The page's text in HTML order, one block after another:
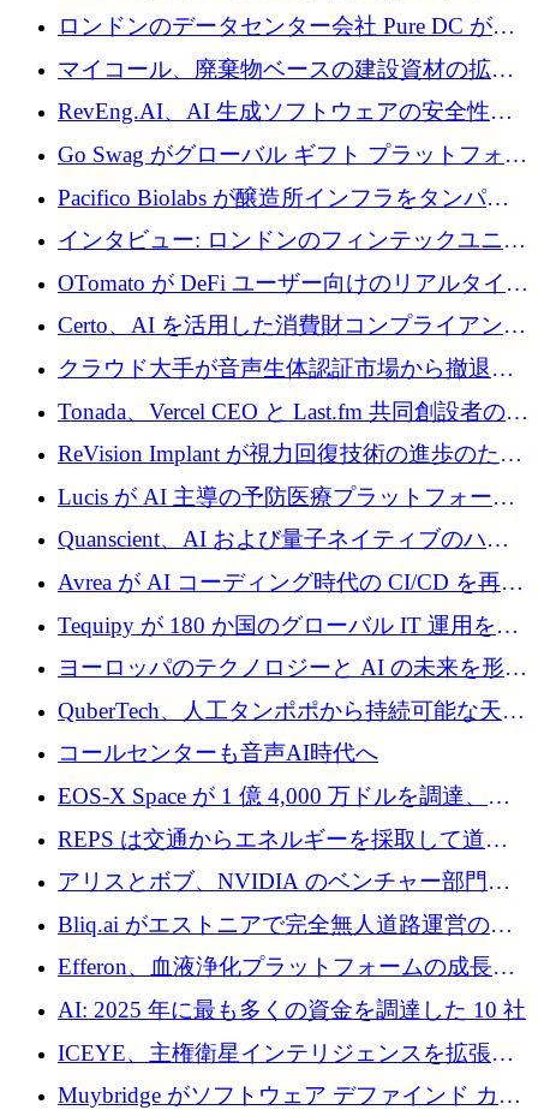
めに 5,800 万ドルを獲得
ロンドンのデータセンター会社 Pure DC が欧
州と中東の拡張に 27 億ドルを確保
マイコール、廃棄物ベースの建設資材の拡大
に400万ポンドを投資
RevEng.AI、AI 生成ソフトウェアの安全性を
確保するために 1,500 万ドルを調達
Go Swag がグローバル ギフト プラットフォー
ムを拡大するために 500 万ドルを調達
Pacifico Biolabs が醸造所インフラをタンパク
質生産に転換するために 700 万ユーロを調達
インタビュー: ロンドンのフィンテックユニコ
ーン Tide の CEO、オリバー・プリル氏
OTomato が DeFi ユーザー向けのリアルタイム
インテリジェンス レイヤーを構築するために
Improbable から 200 万ドルを調達
Certo、AI を活用した消費財コンプライアンス
プラットフォームのために 400 万ドルを調達
クラウド大手が音声生体認証市場から撤退す
るなか、Voxmindが54万6,000ポンドのプレシ
ード資金を調達
Tonada、Vercel CEO と Last.fm 共同創設者の支
援を受けてステルス撤退
ReVision Implant が視力回復技術の進歩のため
に 400 万ユーロを確保
Lucis が AI 主導の予防医療プラットフォーム
を拡大するためにシリーズ A で 2,000 万ドル
を調達
Quanscient、AI および量子ネイティブのハー
ドウェア エンジニアリングを推進するために
1,000 万ユーロを調達
Avrea が AI コーディング時代の CI/CD を再発
明するために 470 万ドルをかけてステルスか
ら浮上
Tequipy が 180 か国のグローバル IT 運用を自
動化するために 300 万ユーロ以上を調達
ヨーロッパのテクノロジーと AI の未来を形作
る: イノベーション リーダーが Nexus
Luxembourg 2026 に集まる理由
QuberTech、人工タンポポから持続可能な天然
ゴムを開発するために 340 万ポンドを調達
コールセンターも音声AI時代へ
EOS-X Space が 1 億 4,000 万ドルを調達、
Mistral が Emmi AI を買収、Bliq がエストニア
での完全無人道路運営を承認
REPS は交通からエネルギーを採取して道路
を発電所に変えるために 2,360 万ドルを調達
アリスとボブ、NVIDIA のベンチャー部門か
らの投資でシリーズ B を拡大
Bliq.ai がエストニアで完全無人道路運営の承
認を獲得
Efferon、血液浄化プラットフォームの成長に
250万ユーロを確保
AI: 2025 年に最も多くの資金を調達した 10 社
ICEYE、主権衛星インテリジェンスを拡張す
るために 3 億ユーロの信用枠を確保
Muybridge がソフトウェア デファインド カメ